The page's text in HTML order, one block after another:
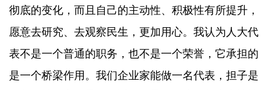
彻底的变化，而且自己的主动性、积极性有所提升，
愿意去研究、去观察民生，更加用心。我认为人大代
表不是一个普通的职务，也不是一个荣誉，它承担的
是一个桥梁作用。我们企业家能做一名代表，担子是